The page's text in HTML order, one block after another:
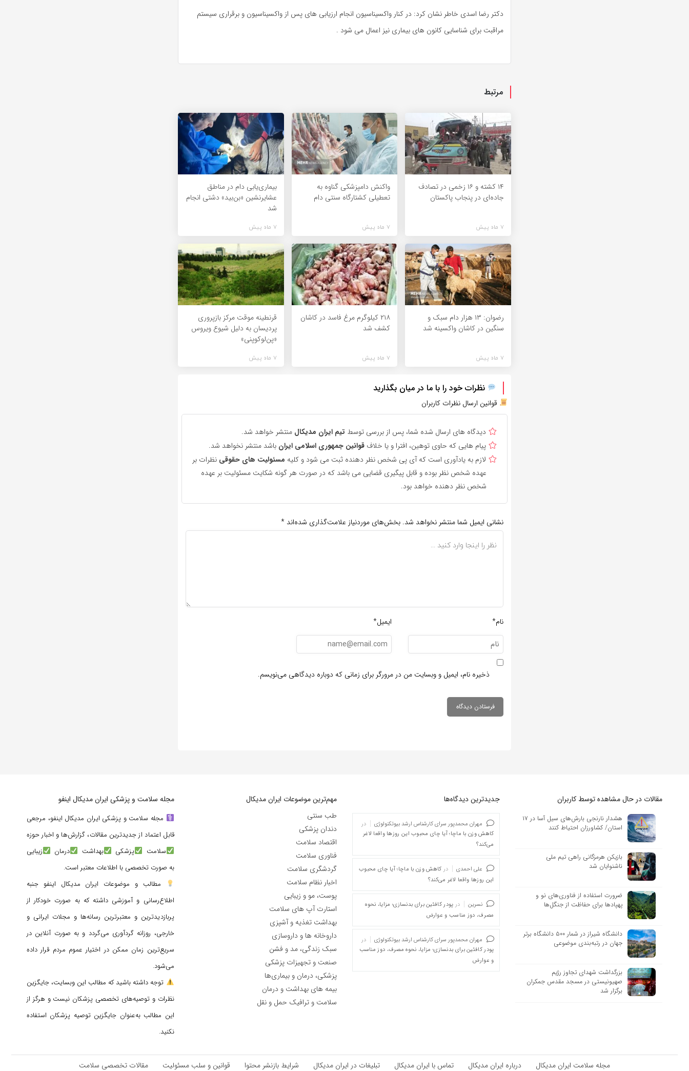
دکتر رضا اسدی خاطر نشان کرد: در کنار واکسیناسیون انجام ارزیابی های پس از واکسیناسیون و برقراری سیستم
مراقبت برای شناسایی کانون های بیماری نیز اعمال می شود .
مرتبط
۱۴ کشته و ۱۶ زخمی در تصادف
جاده‌ای در پنجاب پاکستان
7 ماه پیش
واکنش دامپزشکی گناوه به
تعطیلی کشتارگاه سنتی دام
7 ماه پیش
بیماری‌یابی دام در مناطق
عشایرنشین «بن‌بید» دشتی انجام
شد
7 ماه پیش
رضوان: ۱۳ هزار دام سبک و
سنگین در کاشان واکسینه شد
7 ماه پیش
۲۱۸ کیلوگرم مرغ فاسد در کاشان
کشف شد
7 ماه پیش
قرنطینه موقت مرکز بازپروری
پردیسان به دلیل شیوع ویروس
«پن‌لوکوپنی»
7 ماه پیش
نظرات خود را با ما در میان بگذارید
قوانین ارسال نظرات کاربران
دیدگاه های ارسال شده شما، پس از بررسی توسط تیم ایران مدیکال منتشر خواهد شد.
پیام هایی که حاوی توهین، افترا و یا خلاف قوانین جمهوری اسلامی ایران باشد منتشر نخواهد شد.
لازم به یادآوری است که آی پی شخص نظر دهنده ثبت می شود و کلیه مسئولیت های حقوقی نظرات بر
عهده شخص نظر بوده و قابل پیگیری قضایی می باشد که در صورت هر گونه شکایت مسئولیت بر عهده
شخص نظر دهنده خواهد بود.
نشانی ایمیل شما منتشر نخواهد شد. بخش‌های موردنیاز علامت‌گذاری شده‌اند *
نام* ایمیل*
ذخیره نام، ایمیل و وبسایت من در مرورگر برای زمانی که دوباره دیدگاهی می‌نویسم.
مقالات در حال مشاهده توسط کاربران
هشدار نارنجی بارش‌های سیل آسا در ۱۷
استان/ کشاورزان احتیاط کنند
بازیکن هرمزگانی راهی تیم ملی
ناشنوایان شد
ضرورت استفاده از فناوری‌های نو و
پهپادها برای حفاظت از جنگل‌ها
دانشگاه شیراز در شمار ۵۰۰ دانشگاه برتر
جهان در رتبه‌بندی موضوعی
بزرگداشت شهدای تجاوز رژیم
صهیونیستی در مسجد مقدس جمکران
برگزار شد
جدیدترین دیدگاه‌‌ها
مهران محمدپور سرای کارشناس ارشد بیوتکنولوژی
در
کاهش وزن با ماچا؛ آیا چای محبوب این روزها واقعا لاغر
می‌کند؟
علی احمدی در کاهش وزن با ماچا؛ آیا چای محبوب
این روزها واقعا لاغر می‌کند؟
نسرین در پودر کافئین برای بدنسازی؛ مزایا، نحوه
مصرف، دوز مناسب و عوارض
مهران محمدپور سرای کارشناس ارشد بیوتکنولوژی
در
پودر کافئین برای بدنسازی؛ مزایا، نحوه مصرف، دوز مناسب
و عوارض
مهم‌ترین موضوعات ایران مدیکال
طب سنتی
دندان پزشکی
اقتصاد سلامت
فناوری سلامت
گردشگری سلامت
اخبار نظام سلامت
پوست، مو و زیبایی
استارت آپ های سلامت
بهداشت تغذیه و آشپزی
داروخانه ها و داروسازی
سبک زندگی، مد و فشن
صنعت و تجهیزات پزشکی
پزشکی، درمان و بیماری‌ها
بیمه های بهداشت و درمان
سلامت و ترافیک حمل و نقل
مجله سلامت و پزشکی ایران مدیکال اینفو
مجله سلامت و پزشکی ایران مدیکال اینفو، مرجعی
قابل اعتماد از جدیدترین مقالات، گزارش‌ها و اخبار حوزه
سلامت
پزشکی بهداشت درمان
زیبایی
به صورت تخصصی با اطلاعات معتبر است.
مطالب و موضوعات ایران مدیکال اینفو جنبه
اطلاع‌رسانی و آموزشی داشته که به صورت خودکار از
پربازدیدترین و معتبرترین رسانه‌ها و مجلات ایرانی و
خارجی، روزانه گردآوری می‌گردد و به صورت آنلاین در
سریع‌ترین زمان ممکن در اختیار عموم مردم قرار داده
می‌شود.
توجه داشته باشید که مطالب این وبسایت، جایگزین
نظرات و توصیه‌های تخصصی پزشکان نیست و هرگز از
این مطالب به‌عنوان جایگزین توصیه پزشکان استفاده
نکنید.
مجله سلامت ایران مدیکال درباره ایران مدیکال تماس با ایران مدیکال تبلیغات در ایران مدیکال شرایط بازنشر محتوا قوانین و سلب مسئولیت مقالات تخصصی سلامت